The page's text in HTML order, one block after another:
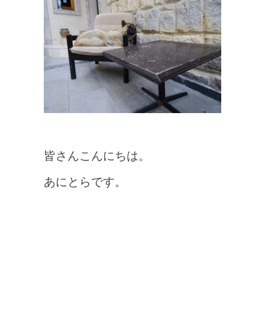
皆さんこんにちは。
あにとらです。